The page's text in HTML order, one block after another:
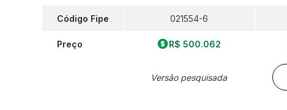
Código Fipe
Preço
021554-6
R$ 500.062
Versão pesquisada